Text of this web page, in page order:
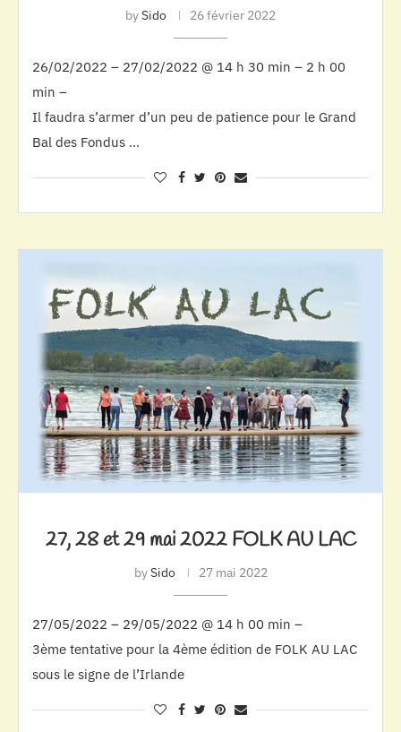
bySido 26 février 2022
26/02/2022 – 27/02/2022 @ 14 h 30 min – 2 h 00
min –
Il faudra s’armer d’un peu de patience pour le Grand
Bal des Fondus …
27, 28 et 29 mai 2022 FOLK AU LAC
bySido 27 mai 2022
27/05/2022 – 29/05/2022 @ 14 h 00 min –
3ème tentative pour la 4ème édition de FOLK AU LAC
sous le signe de l’Irlande